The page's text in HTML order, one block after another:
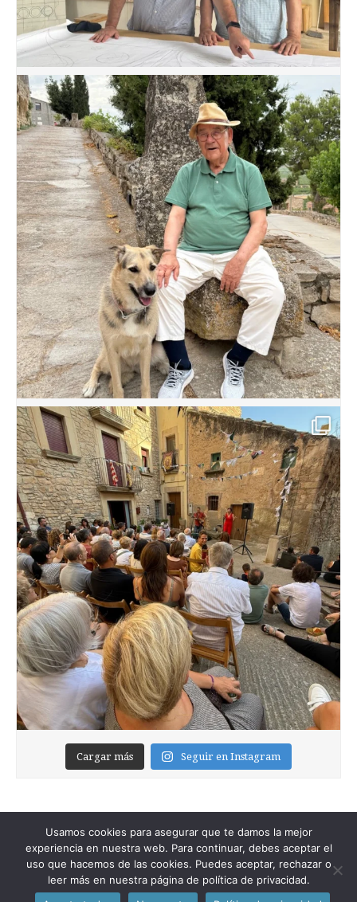
Cargar más Seguir en Instagram
Copyright © 2026 Foixblog
. All Rights Reserved.
Usamos cookies para asegurar que te damos la mejor
experiencia en nuestra web. Para continuar, debes aceptar el
uso que hacemos de las cookies. Puedes aceptar, rechazar o
leer más en nuestra página de política de privacidad.